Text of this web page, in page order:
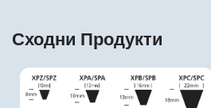
Сходни Продукти